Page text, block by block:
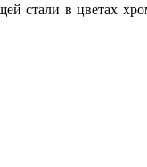
в цветах